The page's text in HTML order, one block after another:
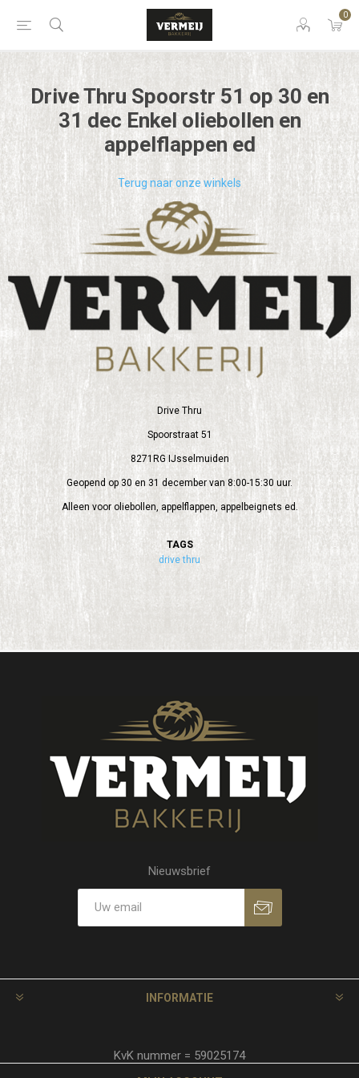
0
Drive Thru Spoorstr 51 op 30 en
31 dec Enkel oliebollen en
appelflappen ed
Terug naar onze winkels
Drive Thru
Spoorstraat 51
8271RG IJsselmuiden
Geopend op 30 en 31 december van 8:00-15:30 uur.
Alleen voor oliebollen, appelflappen, appelbeignets ed.
TAGS
drive thru
Nieuwsbrief
INFORMATIE
KvK nummer = 59025174